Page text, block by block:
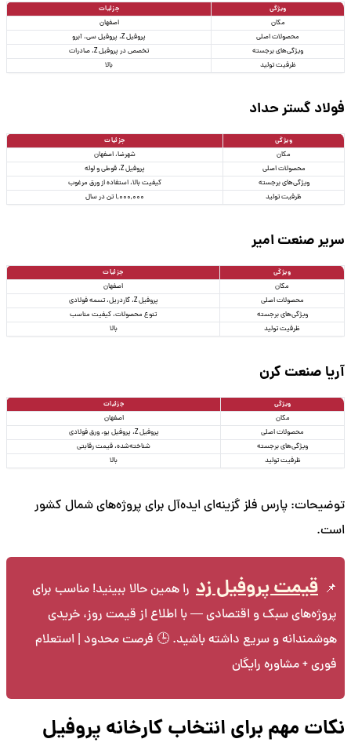
ویژگی
جزئیات
مکان
اصفهان
محصولات اصلی
پروفیل Z، پروفیل سی، آبرو
ویژگی‌های برجسته
تخصص در پروفیل Z، صادرات
ظرفیت تولید
بالا
فولاد گستر حداد
ویژگی
جزئیات
مکان
شهرضا، اصفهان
محصولات اصلی
پروفیل Z، قوطی و لوله
ویژگی‌های برجسته
کیفیت بالا، استفاده از ورق مرغوب
ظرفیت تولید
1,000,000 تن در سال
سریر صنعت امیر
ویژگی
جزئیات
مکان
اصفهان
محصولات اصلی
پروفیل Z، گاردریل، تسمه فولادی
ویژگی‌های برجسته
تنوع محصولات، کیفیت مناسب
ظرفیت تولید
بالا
آریا صنعت کرن
ویژگی
جزئیات
مکان
اصفهان
محصولات اصلی
پروفیل Z، پروفیل یو، ورق فولادی
ویژگی‌های برجسته
شناخته‌شده، قیمت رقابتی
ظرفیت تولید
بالا
توضیحات: پارس فلز گزینه‌ای ایده‌آل برای پروژه‌های شمال کشور
است.
📌 قیمت پروفیل زد را همین حالا ببینید! مناسب برای
پروژه‌های سبک و اقتصادی — با اطلاع از قیمت روز، خریدی
هوشمندانه و سریع داشته باشید. 🕒 فرصت محدود | استعلام
فوری + مشاوره رایگان
نکات مهم برای انتخاب کارخانه پروفیل